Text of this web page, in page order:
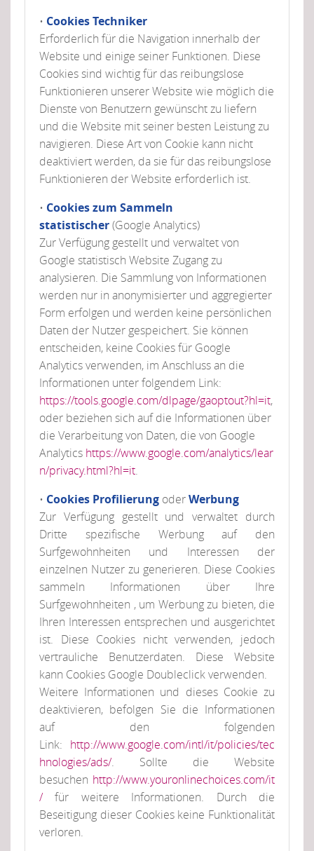
• Cookies Techniker
Erforderlich für die Navigation innerhalb der
Website und einige seiner Funktionen. Diese
Cookies sind wichtig für das reibungslose
Funktionieren unserer Website wie möglich die
Dienste von Benutzern gewünscht zu liefern
und die Website mit seiner besten Leistung zu
navigieren. Diese Art von Cookie kann nicht
deaktiviert werden, da sie für das reibungslose
Funktionieren der Website erforderlich ist.
• Cookies zum Sammeln
statistischer(Google Analytics)
Zur Verfügung gestellt und verwaltet von
Google statistisch Website Zugang zu
analysieren. Die Sammlung von Informationen
werden nur in anonymisierter und aggregierter
Form erfolgen und werden keine persönlichen
Daten der Nutzer gespeichert. Sie können
entscheiden, keine Cookies für Google
Analytics verwenden, im Anschluss an die
Informationen unter folgendem Link:
https://tools.google.com/dlpage/gaoptout?hl=it,
oder beziehen sich auf die Informationen über
die Verarbeitung von Daten, die von Google
Analytics https://www.google.com/analytics/lear
n/privacy.html?hl=it.
• Cookies Profilierung oderWerbung
Zur Verfügung gestellt und verwaltet durch
Dritte spezifische Werbung auf den
Surfgewohnheiten und Interessen der
einzelnen Nutzer zu generieren. Diese Cookies
sammeln Informationen über Ihre
Surfgewohnheiten , um Werbung zu bieten, die
Ihren Interessen entsprechen und ausgerichtet
ist. Diese Cookies nicht verwenden, jedoch
vertrauliche Benutzerdaten. Diese Website
kann Cookies Google Doubleclick verwenden.
Weitere Informationen und dieses Cookie zu
deaktivieren, befolgen Sie die Informationen
auf den folgenden
Link: http://www.google.com/intl/it/policies/tec
hnologies/ads/. Sollte die Website
besuchen http://www.youronlinechoices.com/it
/für weitere Informationen. Durch die
Beseitigung dieser Cookies keine Funktionalität
verloren.